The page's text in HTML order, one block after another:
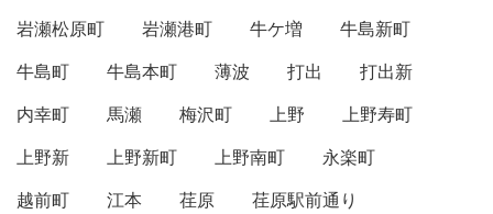
岩瀬松原町
岩瀬港町 牛ケ増
牛島新町
牛島町
牛島本町 薄波 打出
打出新
内幸町
馬瀬 梅沢町 上野
上野寿町
上野新
上野新町 上野南町
永楽町
越前町
江本 荏原
荏原駅前通り